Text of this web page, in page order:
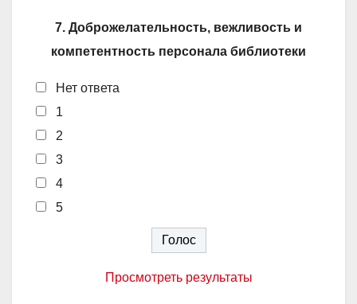
7. Доброжелательность, вежливость и
компетентность персонала библиотеки
Нет ответа
1
2
3
4
5
Просмотреть результаты